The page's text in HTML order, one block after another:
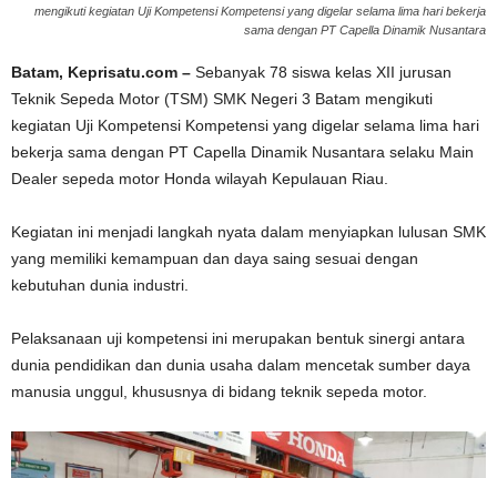
mengikuti kegiatan Uji Kompetensi Kompetensi yang digelar selama lima hari bekerja
sama dengan PT Capella Dinamik Nusantara
Batam, Keprisatu.com – Sebanyak 78 siswa kelas XII jurusan
Teknik Sepeda Motor (TSM) SMK Negeri 3 Batam mengikuti
kegiatan Uji Kompetensi Kompetensi yang digelar selama lima hari
bekerja sama dengan PT Capella Dinamik Nusantara selaku Main
Dealer sepeda motor Honda wilayah Kepulauan Riau.
Kegiatan ini menjadi langkah nyata dalam menyiapkan lulusan SMK
yang memiliki kemampuan dan daya saing sesuai dengan
kebutuhan dunia industri.
Pelaksanaan uji kompetensi ini merupakan bentuk sinergi antara
dunia pendidikan dan dunia usaha dalam mencetak sumber daya
manusia unggul, khususnya di bidang teknik sepeda motor.